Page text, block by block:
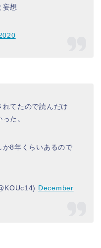
妄想
てたので読んだけ
た。
8年くらいあるので
December